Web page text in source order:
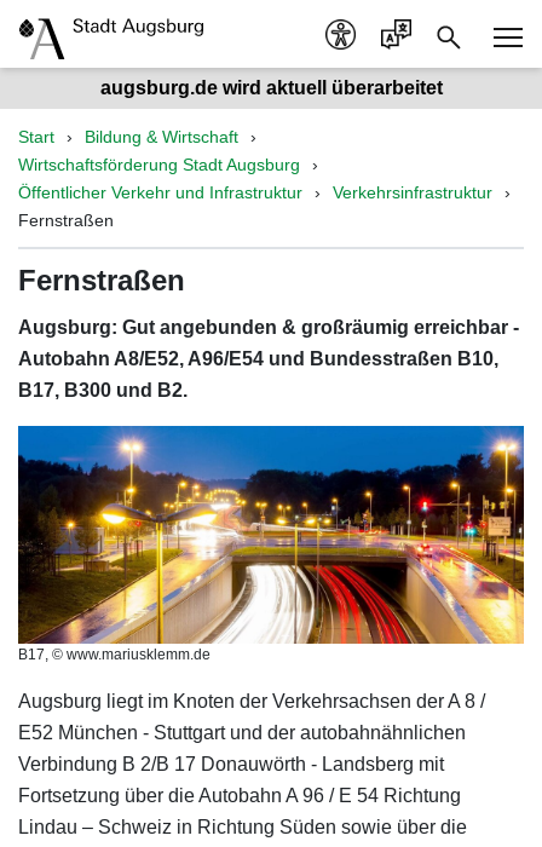
augsburg.de wird aktuell überarbeitet
Start
Bildung & Wirtschaft
Wirtschaftsförderung Stadt Augsburg
Öffentlicher Verkehr und Infrastruktur
Verkehrsinfrastruktur
Fernstraßen
Fernstraßen
Augsburg: Gut angebunden & großräumig erreichbar -
Autobahn A8/E52, A96/E54 und Bundesstraßen B10,
B17, B300 und B2.
B17, © www.mariusklemm.de
Augsburg liegt im Knoten der Verkehrsachsen der A 8 /
E52 München - Stuttgart und der autobahnähnlichen
Verbindung B 2/B 17 Donauwörth - Landsberg mit
Fortsetzung über die Autobahn A 96 / E 54 Richtung
Lindau – Schweiz in Richtung Süden sowie über die